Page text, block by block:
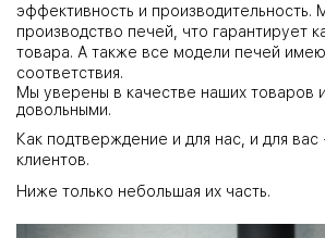
эффективность и
производство печей, что гарантирует
товара. А также все модели печей
соответствия.
Мы уверены в качестве наших товаров
довольными.
Как подтверждение и для нас, и для
клиентов.
Ниже только небольшая их часть.